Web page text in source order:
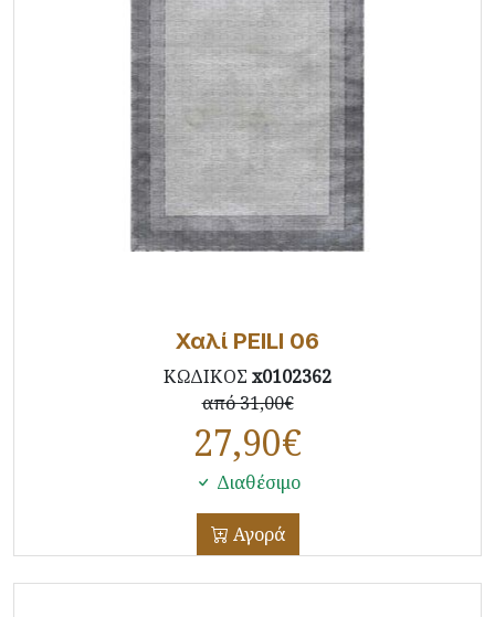
Χαλί PEILI 06
ΚΩΔΙΚΟΣ x0102362
από 31,00€
27,90€
Διαθέσιμο
Αγορά